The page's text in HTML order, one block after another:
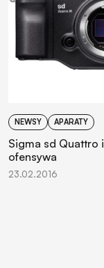
NEWSY APARATY
Sigma sd Quattro
ofensywa
23.02.2016